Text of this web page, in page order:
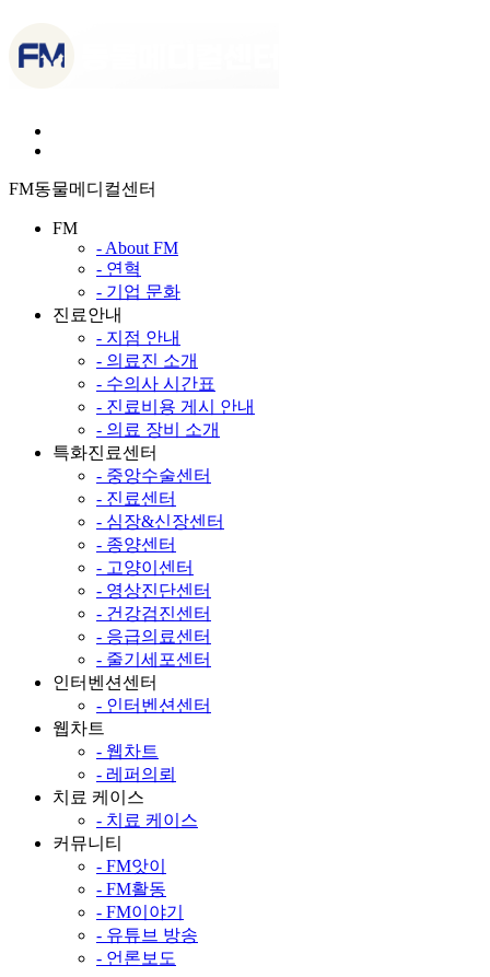
FM동물메디컬센터
FM
- About FM
- 연혁
- 기업 문화
진료안내
- 지점 안내
- 의료진 소개
- 수의사 시간표
- 진료비용 게시 안내
- 의료 장비 소개
특화진료센터
- 중앙수술센터
- 진료센터
- 심장&신장센터
- 종양센터
- 고양이센터
- 영상진단센터
- 건강검진센터
- 응급의료센터
- 줄기세포센터
인터벤션센터
- 인터벤션센터
웹차트
- 웹차트
- 레퍼의뢰
치료 케이스
- 치료 케이스
커뮤니티
- FM앗이
- FM활동
- FM이야기
- 유튜브 방송
- 언론보도